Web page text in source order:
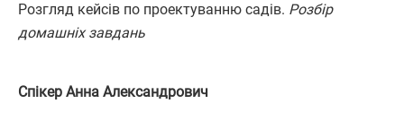
Розгляд кейсів по проектуванню садів. Розбір
домашніх завдань
Спікер Анна Александрович